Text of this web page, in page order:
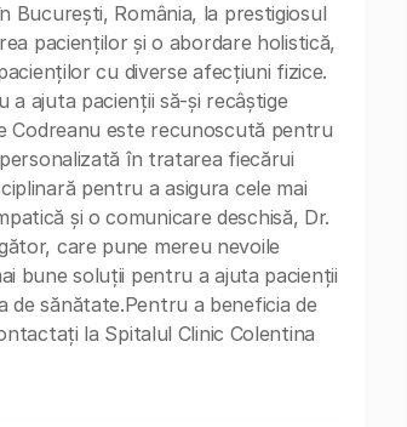
București, România, la prestigiosul
pacienților și o abordare holistică,
cu diverse afecțiuni fizice.
a ajuta pacienții să-și recâștige
Codreanu este recunoscută pentru
în tratarea fiecărui
pentru a asigura cele mai
și o comunicare deschisă, Dr.
care pune mereu nevoile
bune soluții pentru a ajuta pacienții
de sănătate.Pentru a beneficia de
la Spitalul Clinic Colentina